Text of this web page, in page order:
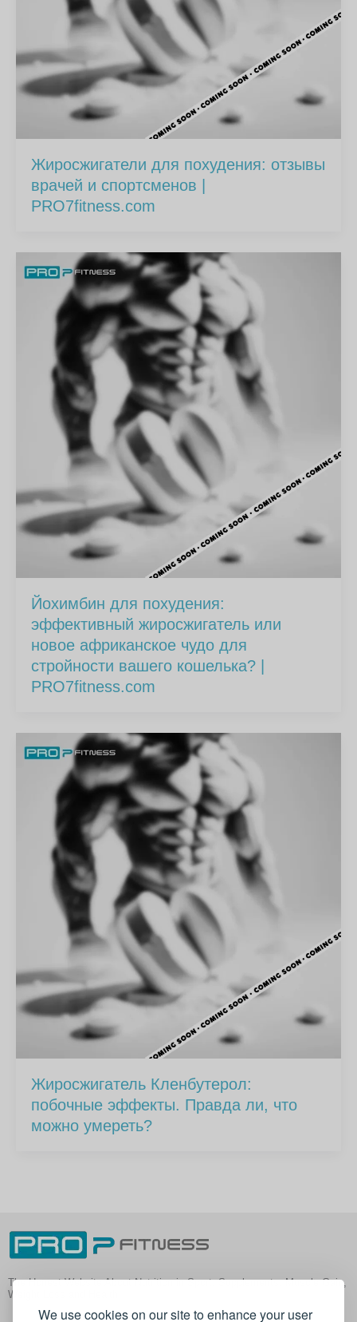
We use cookies on our site to enhance your user
Жиросжигатели для похудения: отзывы
врачей и спортсменов |
PRO7fitness.com
Йохимбин для похудения:
эффективный жиросжигатель или
новое африканское чудо для
стройности вашего кошелька? |
PRO7fitness.com
Жиросжигатель Кленбутерол:
побочные эффекты. Правда ли, что
можно умереть?
The Honest Website About Nutrition in Sport, Supplements, Muscle Gain,
Weight Loss and Health